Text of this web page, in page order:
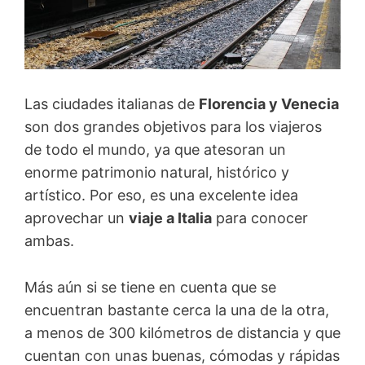
Las ciudades italianas de Florencia y Venecia
son dos grandes objetivos para los viajeros
de todo el mundo, ya que atesoran un
enorme patrimonio natural, histórico y
artístico. Por eso, es una excelente idea
aprovechar un viaje a Italia para conocer
ambas.
Más aún si se tiene en cuenta que se
encuentran bastante cerca la una de la otra,
a menos de 300 kilómetros de distancia y que
cuentan con unas buenas, cómodas y rápidas